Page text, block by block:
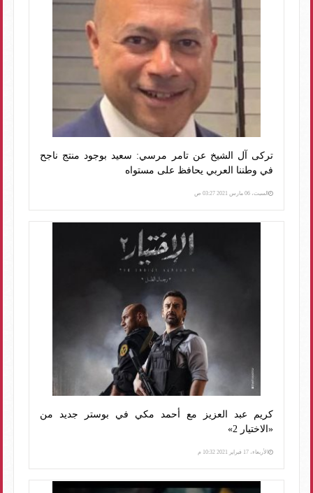
تركى آل الشيخ عن تامر مرسي: سعيد بوجود منتج ناجح
في وطننا العربي يحافظ على مستواه
السبت، 06 مارس 2021 03:27 ص
كريم عبد العزيز مع أحمد مكي في بوستر جديد من
«الاختيار 2»
الأربعاء، 17 فبراير 2021 10:32 م